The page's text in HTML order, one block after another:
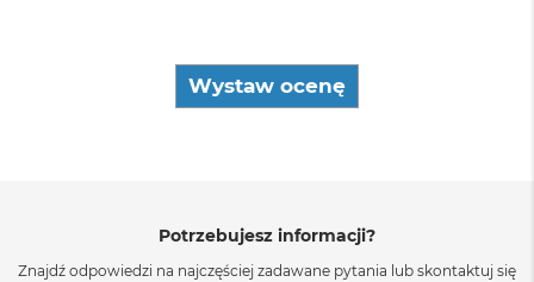
Wystaw ocenę
Potrzebujesz informacji?
Znajdź odpowiedzi na najczęściej zadawane pytania lub skontaktuj się